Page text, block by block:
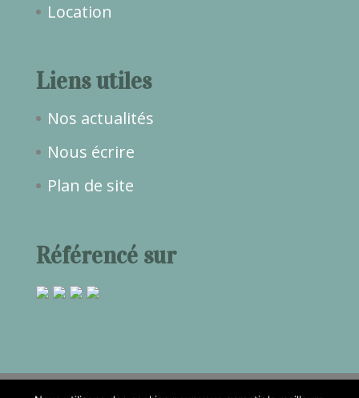
Location
Liens utiles
Nos actualités
Nous écrire
Plan de site
Référencé sur